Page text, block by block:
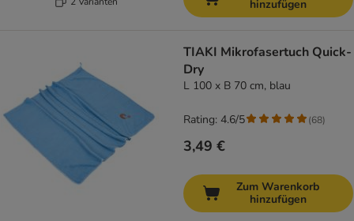
hinzufügen
TIAKI Mikrofasertuch Quick-
Dry
L 100 x B 70 cm, blau
3,49 €
Rating: 4.6/5 (68)
Zum Warenkorb
hinzufügen